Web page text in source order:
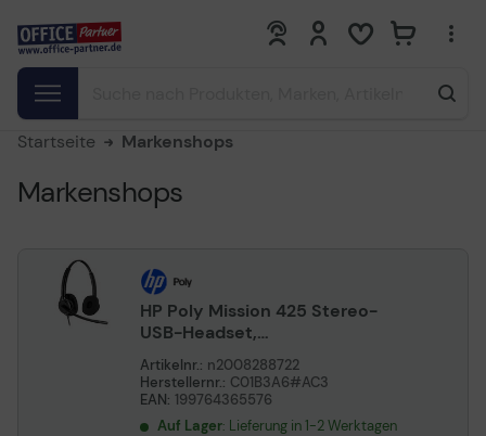
0 0
Startseite Markenshops
Markenshops
HP Poly Mission 425 Stereo-
USB-Headset,
kabelgebunden, Classic
(Bulk)
Artikelnr.: n2008288722
Herstellernr.: C01B3A6#AC3
EAN: 199764365576
Auf Lager: Lieferung in 1-2 Werktagen